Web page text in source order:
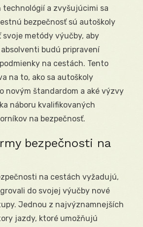
technológií a zvyšujúcimi sa
bezpečnosť sú autoškoly
svoje metódy výučby, aby
budú pripravení
na cestách. Tento
na to, ako sa autoškoly
novým štandardom a aké výzvy
náboru kvalifikovaných
na bezpečnosť.
bezpečnosti na
na cestách vyžadujú,
do svojej výučby nové
Jednou z najvýznamnejších
jazdy, ktoré umožňujú